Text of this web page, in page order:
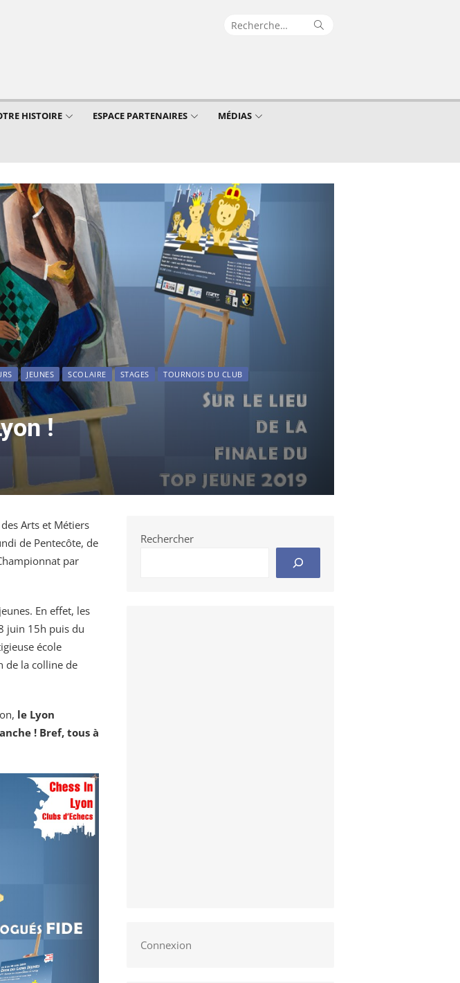
Recherche
Rechercher
HISTOIRE ESPACE PARTENAIRES MÉDIAS
JEUNES SCOLAIRE STAGES TOURNOIS DU CLUB
!
Arts et Métiers
de Pentecôte, de
par
En effet, les
juin 15h puis du
école
de la colline de
le Lyon
! Bref, tous à
Rechercher
Connexion